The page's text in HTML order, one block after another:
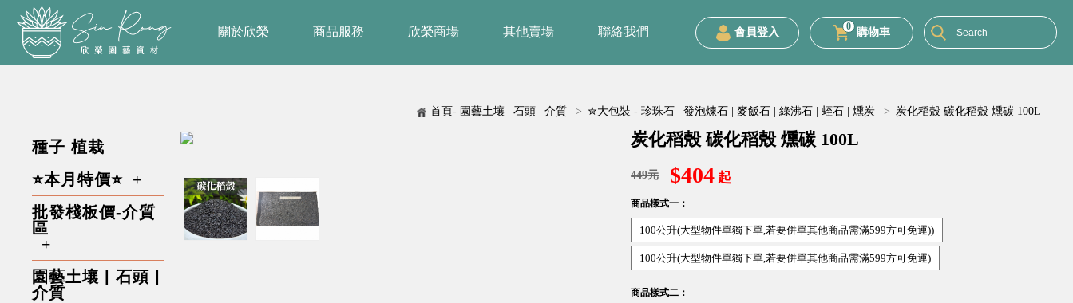
關於欣榮 商品服務 欣榮商場 其他賣場 聯絡我們 會員登入 0 購物車
首頁- 園藝土壤 | 石頭 | 介質 > ✮大包裝 - 珍珠石 | 發泡煉石 | 麥飯石 | 綠沸石 | 蛭石 | 燻炭 > 炭化稻殼 碳化稻殼 燻碳 100L
種子 植栽
⭐本月特價⭐
批發棧板價-介質
區
園藝土壤 | 石頭 |
介質
炭化稻殼 碳化稻殼 燻碳 100L
449元 $404 起
商品樣式一：
100公升(大型物件單獨下單,若要併單其他商品需滿599方可免運))
100公升(大型物件單獨下單,若要併單其他商品需滿599方可免運)
商品樣式二：